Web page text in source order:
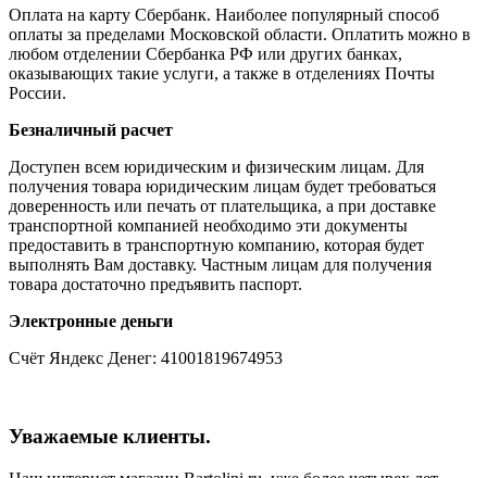
Оплата на карту Сбербанк. Наиболее популярный способ
оплаты за пределами Московской области. Оплатить можно в
любом отделении Сбербанка РФ или других банках,
оказывающих такие услуги, а также в отделениях Почты
России.
Безналичный расчет
Доступен всем юридическим и физическим лицам. Для
получения товара юридическим лицам будет требоваться
доверенность или печать от плательщика, а при доставке
транспортной компанией необходимо эти документы
предоставить в транспортную компанию, которая будет
выполнять Вам доставку. Частным лицам для получения
товара достаточно предъявить паспорт.
Электронные деньги
Счёт Яндекс Денег: 41001819674953
Уважаемые клиенты.